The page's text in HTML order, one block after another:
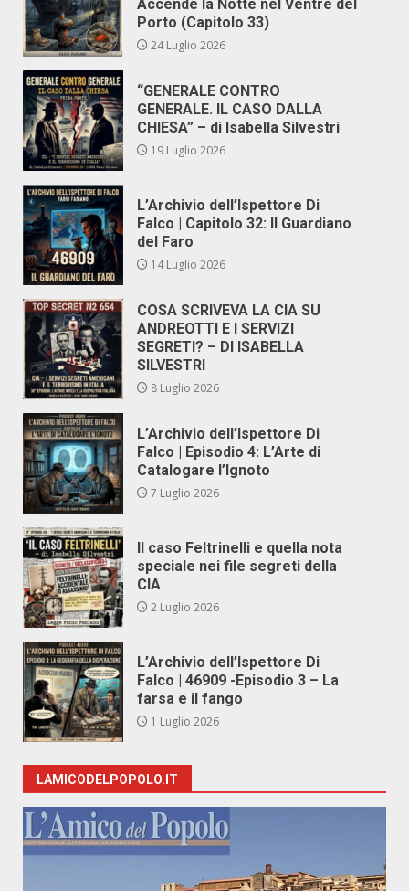
Accende la Notte nel Ventre del
Porto (Capitolo 33)
24 Luglio 2026
“GENERALE CONTRO
GENERALE. IL CASO DALLA
CHIESA” – di Isabella Silvestri
19 Luglio 2026
L’Archivio dell’Ispettore Di
Falco | Capitolo 32: Il Guardiano
del Faro
14 Luglio 2026
COSA SCRIVEVA LA CIA SU
ANDREOTTI E I SERVIZI
SEGRETI? – DI ISABELLA
SILVESTRI
8 Luglio 2026
L’Archivio dell’Ispettore Di
Falco | Episodio 4: L’Arte di
Catalogare l’Ignoto
7 Luglio 2026
Il caso Feltrinelli e quella nota
speciale nei file segreti della
CIA
2 Luglio 2026
L’Archivio dell’Ispettore Di
Falco | 46909 -Episodio 3 – La
farsa e il fango
1 Luglio 2026
LAMICODELPOPOLO.IT